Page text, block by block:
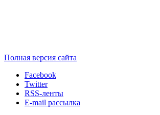
Полная версия сайта
Facebook
Twitter
RSS-ленты
E-mail рассылка